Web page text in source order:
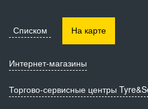
Списком На карте
Интернет-магазины
Торгово-сервисные центры